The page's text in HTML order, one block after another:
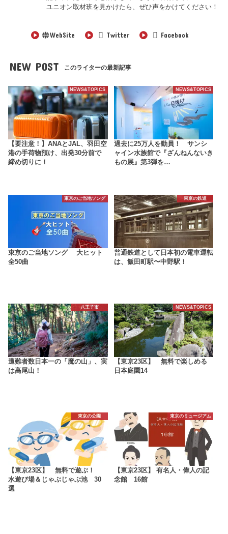
ユニオン取材班を見かけたら、ぜひ声をかけてください！
WebSite Twitter Facebook
NEW POST このライターの最新記事
NEWS&TOPICS
【要注意！】ANAとJAL、羽田空
港の手荷物預け、出発30分前で
締め切りに！
NEWS&TOPICS
過去に25万人を動員！ サンシ
ャイン水族館で『ざんねんないき
もの展』第3弾を…
東京のご当地ソング
東京のご当地ソング 大ヒット
全50曲
東京の鉄道
普通鉄道として日本初の電車運転
は、飯田町駅〜中野駅！
八王子市
遭難者数日本一の「魔の山」、実
は高尾山！
NEWS&TOPICS
【東京23区】 無料で楽しめる
日本庭園14
東京の公園
【東京23区】 無料で遊ぶ！
水遊び場＆じゃぶじゃぶ池 30
選
東京のミュージアム
【東京23区】 有名人・偉人の記
念館 16館